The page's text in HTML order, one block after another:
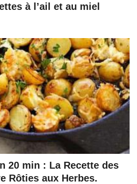
à l’ail et au miel
20 min : La Recette des
Rôties aux Herbes.